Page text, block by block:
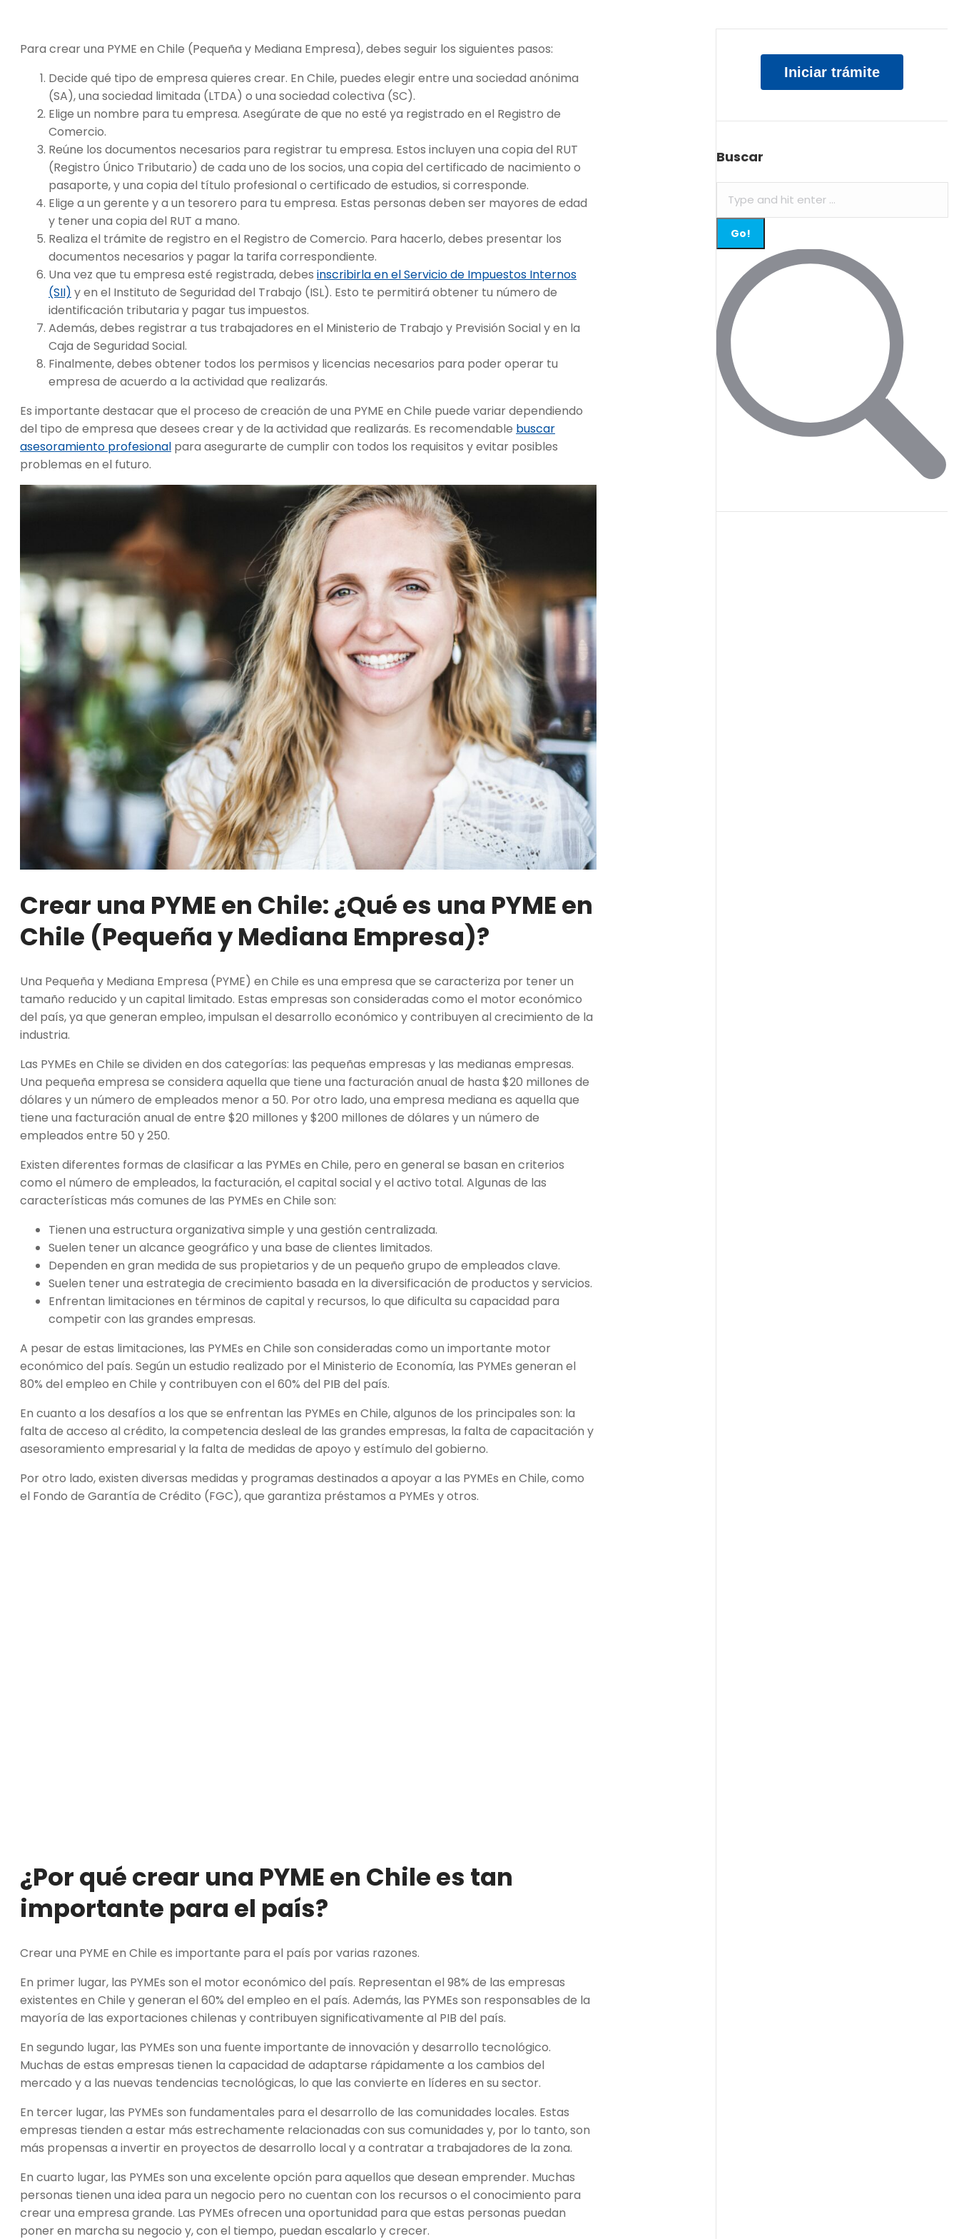
Para crear una PYME en Chile (Pequeña y Mediana Empresa), debes seguir los siguientes pasos:
Decide qué tipo de empresa quieres crear. En Chile, puedes elegir entre una sociedad anónima
(SA), una sociedad limitada (LTDA) o una sociedad colectiva (SC).
Elige un nombre para tu empresa. Asegúrate de que no esté ya registrado en el Registro de
Comercio.
Reúne los documentos necesarios para registrar tu empresa. Estos incluyen una copia del RUT
(Registro Único Tributario) de cada uno de los socios, una copia del certificado de nacimiento o
pasaporte, y una copia del título profesional o certificado de estudios, si corresponde.
Elige a un gerente y a un tesorero para tu empresa. Estas personas deben ser mayores de edad
y tener una copia del RUT a mano.
Realiza el trámite de registro en el Registro de Comercio. Para hacerlo, debes presentar los
documentos necesarios y pagar la tarifa correspondiente.
Una vez que tu empresa esté registrada, debes inscribirla en el Servicio de Impuestos Internos
(SII) y en el Instituto de Seguridad del Trabajo (ISL). Esto te permitirá obtener tu número de
identificación tributaria y pagar tus impuestos.
Además, debes registrar a tus trabajadores en el Ministerio de Trabajo y Previsión Social y en la
Caja de Seguridad Social.
Finalmente, debes obtener todos los permisos y licencias necesarios para poder operar tu
empresa de acuerdo a la actividad que realizarás.
Es importante destacar que el proceso de creación de una PYME en Chile puede variar dependiendo
del tipo de empresa que desees crear y de la actividad que realizarás. Es recomendable buscar
asesoramiento profesional para asegurarte de cumplir con todos los requisitos y evitar posibles
problemas en el futuro.
Crear una PYME en Chile: ¿Qué es una PYME en
Chile (Pequeña y Mediana Empresa)?
Una Pequeña y Mediana Empresa (PYME) en Chile es una empresa que se caracteriza por tener un
tamaño reducido y un capital limitado. Estas empresas son consideradas como el motor económico
del país, ya que generan empleo, impulsan el desarrollo económico y contribuyen al crecimiento de la
industria.
Las PYMEs en Chile se dividen en dos categorías: las pequeñas empresas y las medianas empresas.
Una pequeña empresa se considera aquella que tiene una facturación anual de hasta $20 millones de
dólares y un número de empleados menor a 50. Por otro lado, una empresa mediana es aquella que
tiene una facturación anual de entre $20 millones y $200 millones de dólares y un número de
empleados entre 50 y 250.
Existen diferentes formas de clasificar a las PYMEs en Chile, pero en general se basan en criterios
como el número de empleados, la facturación, el capital social y el activo total. Algunas de las
características más comunes de las PYMEs en Chile son:
Tienen una estructura organizativa simple y una gestión centralizada.
Suelen tener un alcance geográfico y una base de clientes limitados.
Dependen en gran medida de sus propietarios y de un pequeño grupo de empleados clave.
Suelen tener una estrategia de crecimiento basada en la diversificación de productos y servicios.
Enfrentan limitaciones en términos de capital y recursos, lo que dificulta su capacidad para
competir con las grandes empresas.
A pesar de estas limitaciones, las PYMEs en Chile son consideradas como un importante motor
económico del país. Según un estudio realizado por el Ministerio de Economía, las PYMEs generan el
80% del empleo en Chile y contribuyen con el 60% del PIB del país.
En cuanto a los desafíos a los que se enfrentan las PYMEs en Chile, algunos de los principales son: la
falta de acceso al crédito, la competencia desleal de las grandes empresas, la falta de capacitación y
asesoramiento empresarial y la falta de medidas de apoyo y estímulo del gobierno.
Por otro lado, existen diversas medidas y programas destinados a apoyar a las PYMEs en Chile, como
el Fondo de Garantía de Crédito (FGC), que garantiza préstamos a PYMEs y otros.
¿Por qué crear una PYME en Chile es tan
importante para el país?
Crear una PYME en Chile es importante para el país por varias razones.
En primer lugar, las PYMEs son el motor económico del país. Representan el 98% de las empresas
existentes en Chile y generan el 60% del empleo en el país. Además, las PYMEs son responsables de la
mayoría de las exportaciones chilenas y contribuyen significativamente al PIB del país.
En segundo lugar, las PYMEs son una fuente importante de innovación y desarrollo tecnológico.
Muchas de estas empresas tienen la capacidad de adaptarse rápidamente a los cambios del
mercado y a las nuevas tendencias tecnológicas, lo que las convierte en líderes en su sector.
En tercer lugar, las PYMEs son fundamentales para el desarrollo de las comunidades locales. Estas
empresas tienden a estar más estrechamente relacionadas con sus comunidades y, por lo tanto, son
más propensas a invertir en proyectos de desarrollo local y a contratar a trabajadores de la zona.
En cuarto lugar, las PYMEs son una excelente opción para aquellos que desean emprender. Muchas
personas tienen una idea para un negocio pero no cuentan con los recursos o el conocimiento para
crear una empresa grande. Las PYMEs ofrecen una oportunidad para que estas personas puedan
poner en marcha su negocio y, con el tiempo, puedan escalarlo y crecer.
Iniciar trámite
Buscar